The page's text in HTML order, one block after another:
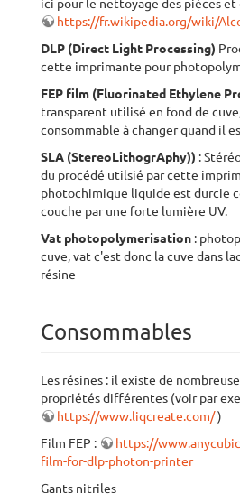
ici pour le nettoyage des pièces et
https://fr.wikipedia.org/wiki/
DLP (Direct Light Processing)
cette imprimante pour
FEP film (Fluorinated Ethylene
transparent utilisé en fond de
consommable à changer quand il
SLA (StereoLithogrAphy)) :
du procédé utilsié par cette
photochimique liquide est durcie
couche par une forte lumière UV.
Vat photopolymerisation :
cuve, vat c'est donc la cuve dans
résine
Consommables
Les résines : il existe de
propriétés différentes (voir par
https://www.liqcreate.com/)
Film FEP :
https://
film-for-dlp-photon-printer
Gants nitriles